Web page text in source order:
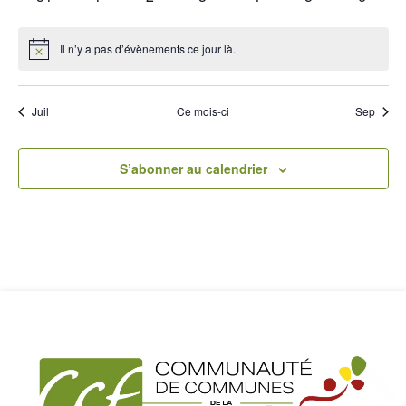
Notice Il n’y a pas d’évènements ce jour là.
Juil Ce mois-ci Sep
S’abonner au calendrier